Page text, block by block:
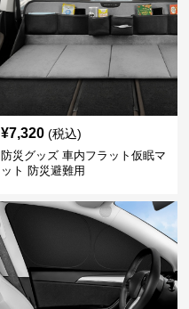
¥7,320 (税込)
防災グッズ 車内フラット仮眠マ
ット 防災避難用